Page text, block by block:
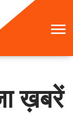
ख़बरें